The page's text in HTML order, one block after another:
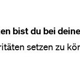
bist du bei
setzen zu